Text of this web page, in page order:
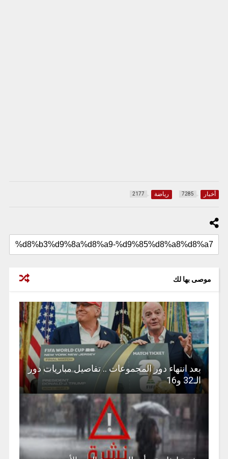
أخبار 7285 رياضة 2177
موصى بها لك
بعد انتهاء دور المجموعات .. تفاصيل مباريات دور
الـ32 و16